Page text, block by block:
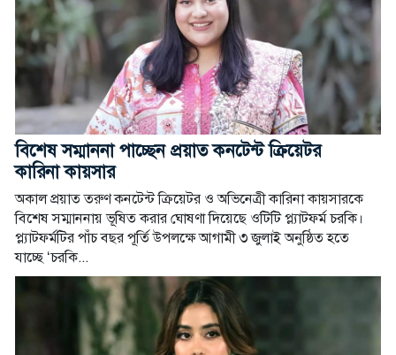
বিশেষ সম্মাননা পাচ্ছেন প্রয়াত কনটেন্ট ক্রিয়েটর
কারিনা কায়সার
অকাল প্রয়াত তরুণ কনটেন্ট ক্রিয়েটর ও অভিনেত্রী কারিনা কায়সারকে
বিশেষ সম্মাননায় ভূষিত করার ঘোষণা দিয়েছে ওটিটি প্ল্যাটফর্ম চরকি।
প্ল্যাটফর্মটির পাঁচ বছর পূর্তি উপলক্ষে আগামী ৩ জুলাই অনুষ্ঠিত হতে
যাচ্ছে ‘চরকি...